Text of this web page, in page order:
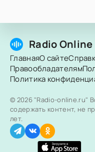
Radio Online
ГлавнаяО сайте
Правообладателям
Политика
© 2026 "Radio-online.ru"
содержать контент, не
лет.